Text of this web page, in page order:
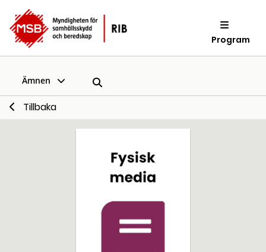
Program
Ämnen
Tillbaka